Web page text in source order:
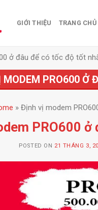
GIỚI THIỆU TRANG CHỦ
ở đâu để có tốc độ tốt
PRO600 Ở
» Định vị modem
PRO600
POSTED ON 21 THÁNG 3,